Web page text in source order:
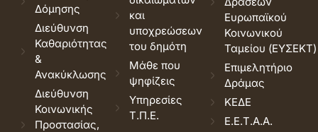
Δόμησης
Διεύθυνση
Καθαριότητας
&
Ανακύκλωσης
Διεύθυνση
Κοινωνικής
Προστασίας,
και
υποχρεώσεων
του δημότη
Μάθε που
ψηφίζεις
Υπηρεσίες
Τ.Π.Ε.
Ευρωπαϊκού
Κοινωνικού
Ταμείου (ΕΥΣΕΚΤ)
Επιμελητήριο
Δράμας
ΚΕΔΕ
Ε.Ε.Τ.Α.Α.